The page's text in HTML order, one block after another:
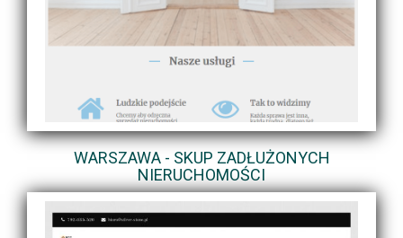
WARSZAWA - SKUP ZADŁUŻONYCH
NIERUCHOMOŚCI